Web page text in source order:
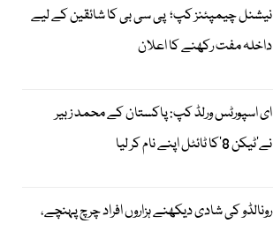
نیشنل چیمپئنز کپ؛ پی سی بی کا شائقین کے لیے
داخلہ مفت رکھنے کا اعلان
ای اسپورٹس ورلڈ کپ: پاکستان کے محمد زبیر
نے’ٹیکن 8‘کا ٹائٹل اپنے نام کر لیا
رونالڈو کی شادی دیکھنے ہزاروں افراد چرچ پہنچے،